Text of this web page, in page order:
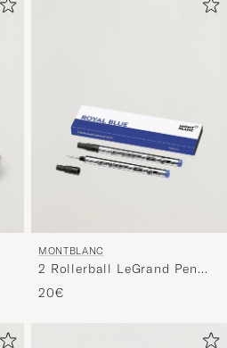
MONTBLANC
2 Rollerball LeGrand Pen
Refills Royal Blue
20€